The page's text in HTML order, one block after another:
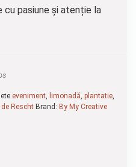
cu pasiune și atenție la
eveniment, limonadă, plantatie,
Rescht Brand: By My Creative